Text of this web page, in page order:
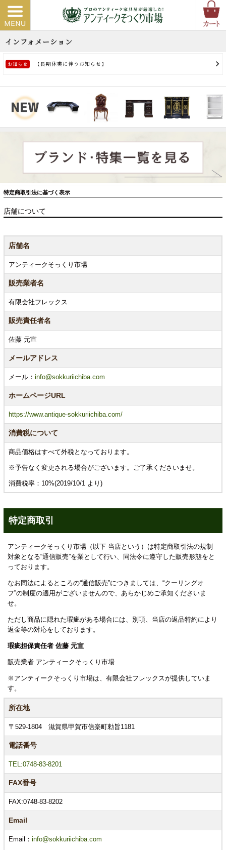
特定商取引法に基づく表示
店舗について
店舗名
アンティークそっくり市場
販売業者名
有限会社フレックス
販売責任者名
佐藤 元宣
メールアドレス
メール： info@sokkuriichiba.com
ホームページURL
https://www.antique-sokkuriichiba.com/
消費税について
商品価格はすべて外税となっております。
※予告なく変更される場合がございます。ご了承くださいませ。
消費税率：10%(2019/10/1 より)
特定商取引
アンティークそっくり市場（以下 当店という）は特定商取引法の規制
対象となる“通信販売”を業として行い、同法令に遵守した販売形態をと
っております。
なお同法によるところの“通信販売”につきましては、“クーリングオ
フ”の制度の適用がございませんので、あらかじめご承知くださいま
せ。
ただし商品に隠れた瑕疵がある場合には、別項、当店の返品特約により
返金等の対応をしております。
瑕疵担保責任者 佐藤 元宣
販売業者 アンティークそっくり市場
※アンティークそっくり市場は、有限会社フレックスが提供していま
す。
所在地
〒529-1804 滋賀県甲賀市信楽町勅旨1181
電話番号
TEL:0748-83-8201
FAX番号
FAX:0748-83-8202
Email
Email： info@sokkuriichiba.com